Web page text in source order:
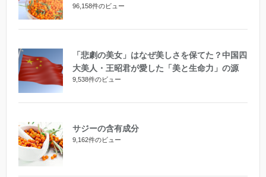
96,158件のビュー
「悲劇の美女」はなぜ美しさを保てた？中国四
大美人・王昭君が愛した「美と生命力」の源
9,538件のビュー
サジーの含有成分
9,162件のビュー